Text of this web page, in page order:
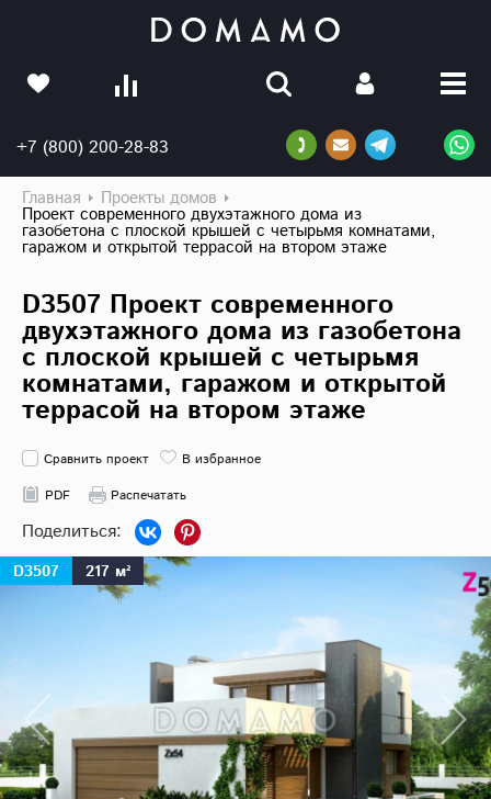
+7 (800) 200-28-83
Главная Проекты домов
Проект современного двухэтажного дома из
газобетона с плоской крышей с четырьмя комнатами,
гаражом и открытой террасой на втором этаже
D3507 Проект современного
двухэтажного дома из газобетона
с плоской крышей с четырьмя
комнатами, гаражом и открытой
террасой на втором этаже
Сравнить проект
В избранное
PDF
Распечатать
D3507 217 м²